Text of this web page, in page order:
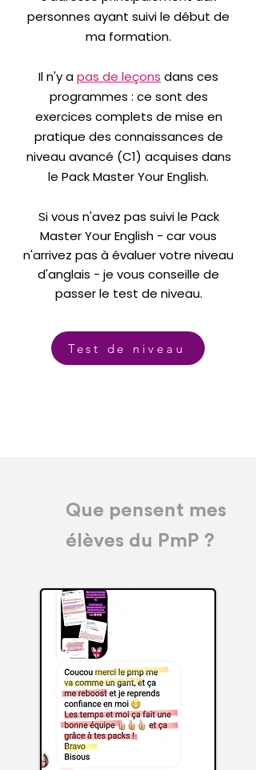
personnes ayant suivi le début de
ma formation.
Il n'y apas de leçons dans ces
programmes : ce sont des
exercices complets de mise en
pratique des connaissances de
niveau avancé (C1) acquises dans
le Pack Master Your English.
Si vous n'avez pas suivi le Pack
Master Your English - car vous
n'arrivez pas à évaluer votre niveau
d'anglais - je vous conseille de
passer le test de niveau.
Test de niveau
Que pensent mes
élèves du PmP ?